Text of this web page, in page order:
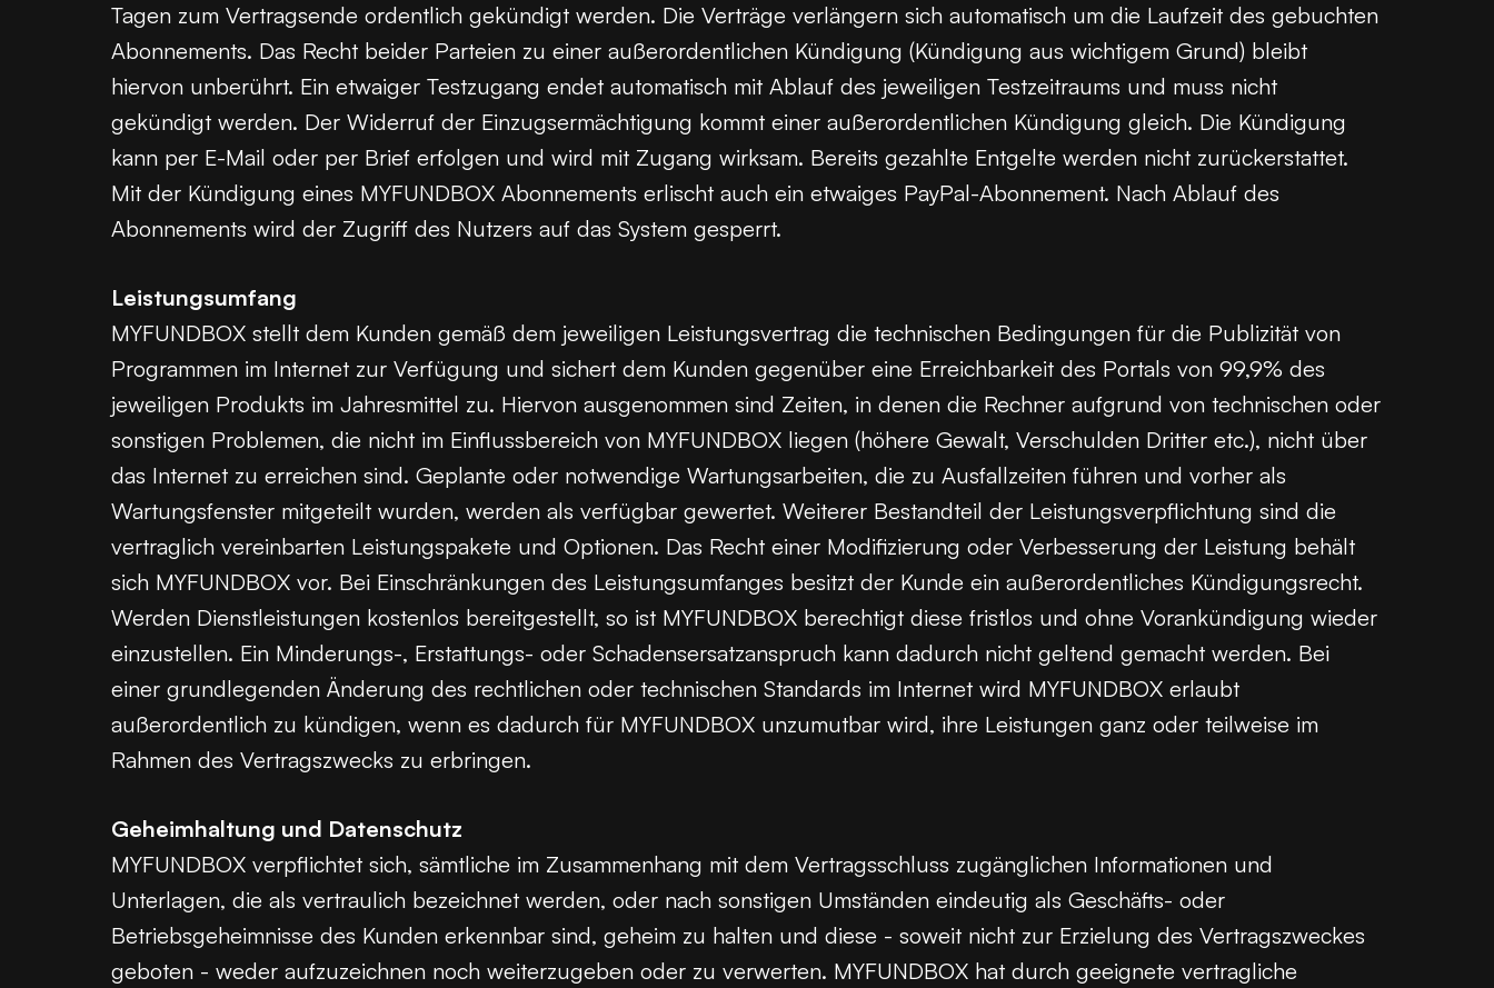
Tagen zum Vertragsende ordentlich gekündigt werden. Die Verträge verlängern sich automatisch um die Laufzeit des gebuchten
Abonnements. Das Recht beider Parteien zu einer außerordentlichen Kündigung (Kündigung aus wichtigem Grund) bleibt
hiervon unberührt. Ein etwaiger Testzugang endet automatisch mit Ablauf des jeweiligen Testzeitraums und muss nicht
gekündigt werden. Der Widerruf der Einzugsermächtigung kommt einer außerordentlichen Kündigung gleich. Die Kündigung
kann per E-Mail oder per Brief erfolgen und wird mit Zugang wirksam. Bereits gezahlte Entgelte werden nicht zurückerstattet.
Mit der Kündigung eines MYFUNDBOX Abonnements erlischt auch ein etwaiges PayPal-Abonnement. Nach Ablauf des
Abonnements wird der Zugriff des Nutzers auf das System gesperrt.
Leistungsumfang
MYFUNDBOX stellt dem Kunden gemäß dem jeweiligen Leistungsvertrag die technischen Bedingungen für die Publizität von
Programmen im Internet zur Verfügung und sichert dem Kunden gegenüber eine Erreichbarkeit des Portals von 99,9% des
jeweiligen Produkts im Jahresmittel zu. Hiervon ausgenommen sind Zeiten, in denen die Rechner aufgrund von technischen oder
sonstigen Problemen, die nicht im Einflussbereich von MYFUNDBOX liegen (höhere Gewalt, Verschulden Dritter etc.), nicht über
das Internet zu erreichen sind. Geplante oder notwendige Wartungsarbeiten, die zu Ausfallzeiten führen und vorher als
Wartungsfenster mitgeteilt wurden, werden als verfügbar gewertet. Weiterer Bestandteil der Leistungsverpflichtung sind die
vertraglich vereinbarten Leistungspakete und Optionen. Das Recht einer Modifizierung oder Verbesserung der Leistung behält
sich MYFUNDBOX vor. Bei Einschränkungen des Leistungsumfanges besitzt der Kunde ein außerordentliches Kündigungsrecht.
Werden Dienstleistungen kostenlos bereitgestellt, so ist MYFUNDBOX berechtigt diese fristlos und ohne Vorankündigung wieder
einzustellen. Ein Minderungs-, Erstattungs- oder Schadensersatzanspruch kann dadurch nicht geltend gemacht werden. Bei
einer grundlegenden Änderung des rechtlichen oder technischen Standards im Internet wird MYFUNDBOX erlaubt
außerordentlich zu kündigen, wenn es dadurch für MYFUNDBOX unzumutbar wird, ihre Leistungen ganz oder teilweise im
Rahmen des Vertragszwecks zu erbringen.
Geheimhaltung und Datenschutz
MYFUNDBOX verpflichtet sich, sämtliche im Zusammenhang mit dem Vertragsschluss zugänglichen Informationen und
Unterlagen, die als vertraulich bezeichnet werden, oder nach sonstigen Umständen eindeutig als Geschäfts- oder
Betriebsgeheimnisse des Kunden erkennbar sind, geheim zu halten und diese - soweit nicht zur Erzielung des Vertragszweckes
geboten - weder aufzuzeichnen noch weiterzugeben oder zu verwerten. MYFUNDBOX hat durch geeignete vertragliche